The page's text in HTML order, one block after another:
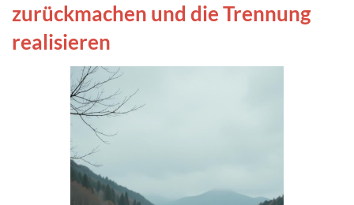
zurückmachen und die Trennung
realisieren